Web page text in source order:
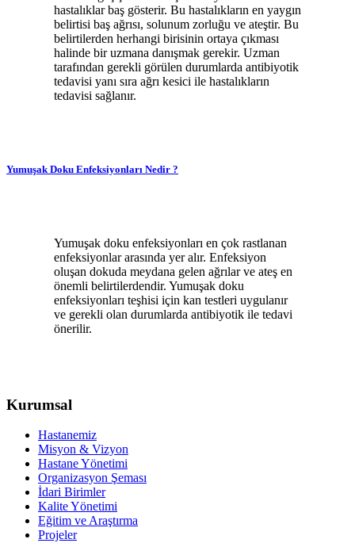
hastalıklar baş gösterir. Bu hastalıkların en yaygın
belirtisi baş ağrısı, solunum zorluğu ve ateştir. Bu
belirtilerden herhangi birisinin ortaya çıkması
halinde bir uzmana danışmak gerekir. Uzman
tarafından gerekli görülen durumlarda antibiyotik
tedavisi yanı sıra ağrı kesici ile hastalıkların
tedavisi sağlanır.
Yumuşak Doku Enfeksiyonları Nedir ?
Yumuşak doku enfeksiyonları en çok rastlanan
enfeksiyonlar arasında yer alır. Enfeksiyon
oluşan dokuda meydana gelen ağrılar ve ateş en
önemli belirtilerdendir. Yumuşak doku
enfeksiyonları teşhisi için kan testleri uygulanır
ve gerekli olan durumlarda antibiyotik ile tedavi
önerilir.
Kurumsal
Hastanemiz
Misyon & Vizyon
Hastane Yönetimi
Organizasyon Şeması
İdari Birimler
Kalite Yönetimi
Eğitim ve Araştırma
Projeler